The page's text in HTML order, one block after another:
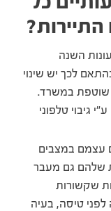
השנה
לכך יש שינוי
שוטפת במשרד.
גיבוי טלפוני
עצמם במצבים
שלהם גם מעבר
שקשורות
טיסה, בעיה